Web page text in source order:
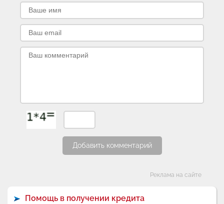
Добавить комментарий
Реклама на сайте
Помощь в получении кредита